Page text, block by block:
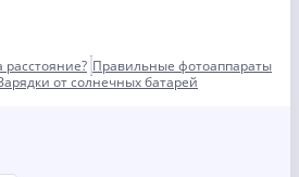
расстояние? Правильные фотоаппараты
от солнечных батарей